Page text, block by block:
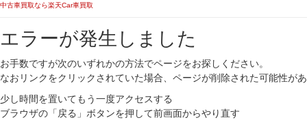
中古車買取なら楽天Car車買取
エラーが発生しました
お手数ですが次のいずれかの方法でページをお探しください。
なおリンクをクリックされていた場合、ページが削除された可能性が
少し時間を置いてもう一度アクセスする
ブラウザの「戻る」ボタンを押して前画面からやり直す